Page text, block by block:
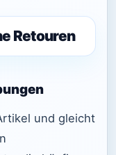
Retouren
und gleicht